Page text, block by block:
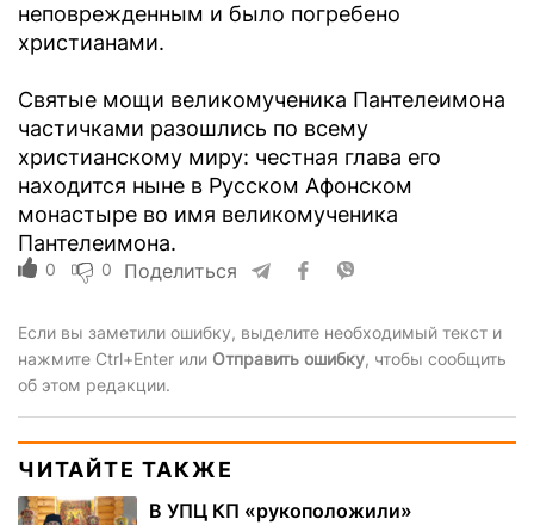
неповрежденным и было погребено
христианами.
Святые мощи великомученика Пантелеимона
частичками разошлись по всему
христианскому миру: честная глава его
находится ныне в Русском Афонском
монастыре во имя великомученика
Пантелеимона.
0 0 Поделиться
Если вы заметили ошибку, выделите необходимый текст и
нажмите Ctrl+Enter или Отправить ошибку, чтобы сообщить
об этом редакции.
ЧИТАЙТЕ ТАКЖЕ
В УПЦ КП «рукоположили»